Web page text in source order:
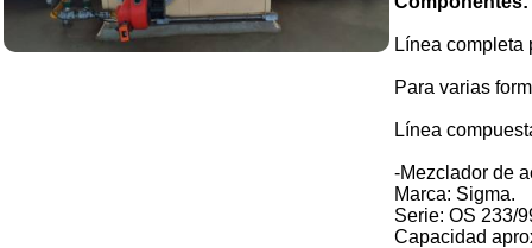
Línea completa
Para varias
Línea
-Mezclador de
Marca: Sigma.
Serie: OS 233/
Capacidad